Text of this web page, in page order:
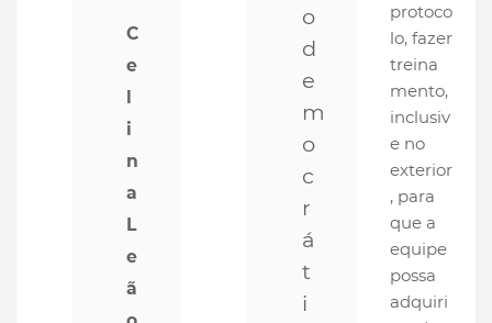
C
e
i
n
a
L
e
ã
o
d
e
m
o
c
r
á
t
i
protoco
lo, fazer
treina
mento,
inclusiv
e no
exterior
, para
que a
equipe
possa
adquiri